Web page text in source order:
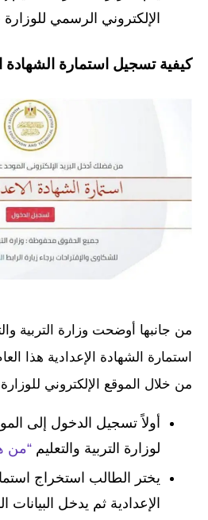
الإلكتروني الرسمي للوزارة
كيفية تسجيل استمارة الشهادة
من جانبها أوضحت وزارة التربية
استمارة الشهادة الإعدادية هذا
من خلال الموقع الإلكتروني للوزارة
أولاً تسجيل الدخول إلى
لوزارة التربية والتعليم “من
يختر الطالب استخراج
الإعدادية ثم يدخل